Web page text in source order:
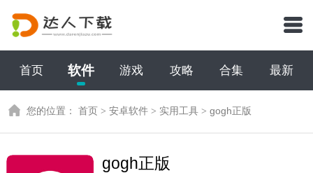
首页 软件 游戏 攻略 合集 最新
您的位置：首页 >安卓软件 > 实用工具 >gogh正版
gogh正版